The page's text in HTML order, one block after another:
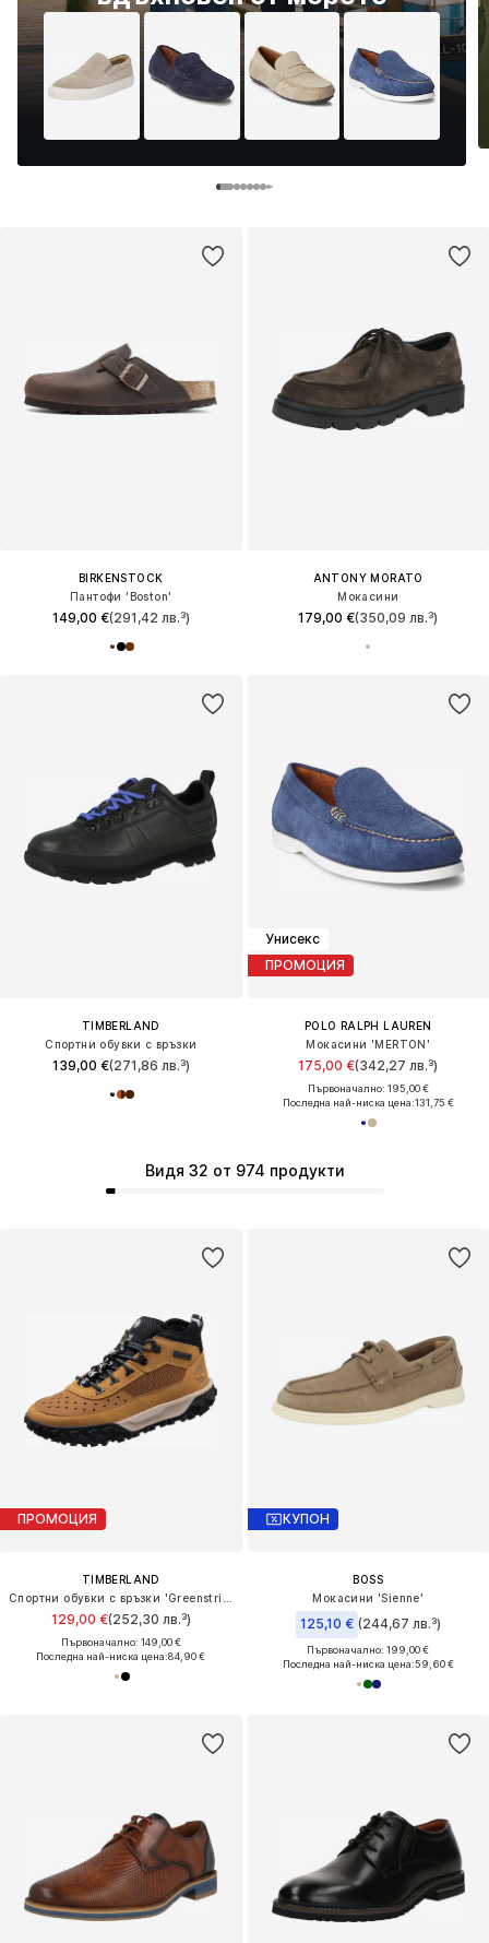
BIRKENSTOCK
Пантофи 'Boston'
149,00 €(291,42 лв.³)
ANTONY MORATO
Мокасини
179,00 €(350,09 лв.³)
TIMBERLAND
Спортни обувки с връзки
139,00 €(271,86 лв.³)
Унисекс
ПРОМОЦИЯ
POLO RALPH LAUREN
Мокасини 'MERTON'
175,00 €(342,27 лв.³)
Първоначално: 195,00 €
Последна най-ниска цена:131,75 €
ПРОМОЦИЯ
TIMBERLAND
129,00 €(252,30 лв.³)
Първоначално: 149,00 €
Последна най-ниска цена:84,90 €
КУПОН
BOSS
Мокасини 'Sienne'
125,10 € (244,67 лв.³)
Първоначално: 199,00 €
Последна най-ниска цена:59,60 €
Видя 32 от 974 продукти